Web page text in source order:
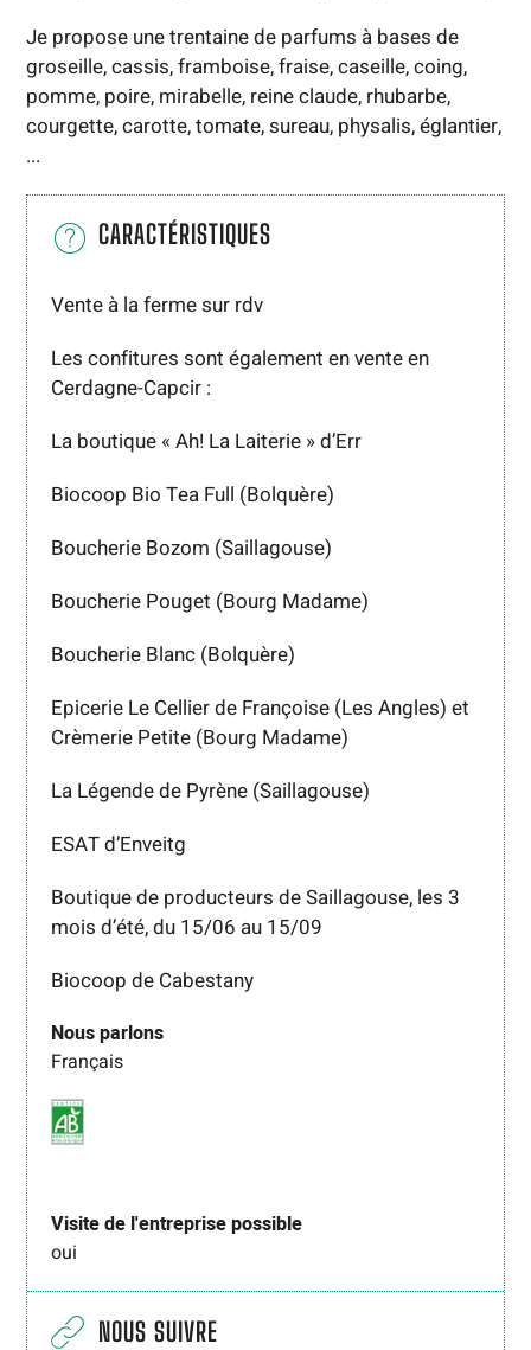
Je propose une trentaine de parfums à bases de
groseille, cassis, framboise, fraise, caseille, coing,
pomme, poire, mirabelle, reine claude, rhubarbe,
courgette, carotte, tomate, sureau, physalis, églantier,
...
CARACTÉRISTIQUES
Vente à la ferme sur rdv
Les confitures sont également en vente en
Cerdagne-Capcir :
La boutique « Ah! La Laiterie » d’Err
Biocoop Bio Tea Full (Bolquère)
Boucherie Bozom (Saillagouse)
Boucherie Pouget (Bourg Madame)
Boucherie Blanc (Bolquère)
Epicerie Le Cellier de Françoise (Les Angles) et
Crèmerie Petite (Bourg Madame)
La Légende de Pyrène (Saillagouse)
ESAT d’Enveitg
Boutique de producteurs de Saillagouse, les 3
mois d’été, du 15/06 au 15/09
Biocoop de Cabestany
Nous parlons
Français
Visite de l'entreprise possible
oui
NOUS SUIVRE